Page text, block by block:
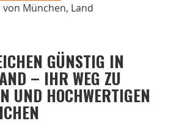
München, Land
GÜNSTIG IN
– IHR WEG ZU
UND HOCHWERTIGEN